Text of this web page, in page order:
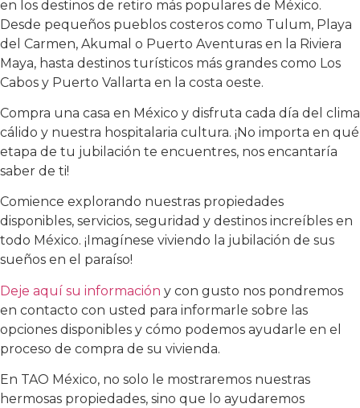
en los destinos de retiro más populares de México.
Desde pequeños pueblos costeros como Tulum, Playa
del Carmen, Akumal o Puerto Aventuras en la Riviera
Maya, hasta destinos turísticos más grandes como Los
Cabos y Puerto Vallarta en la costa oeste.
Compra una casa en México y disfruta cada día del clima
cálido y nuestra hospitalaria cultura. ¡No importa en qué
etapa de tu jubilación te encuentres, nos encantaría
saber de ti!
Comience explorando nuestras propiedades
disponibles, servicios, seguridad y destinos increíbles en
todo México. ¡Imagínese viviendo la jubilación de sus
sueños en el paraíso!
Deje aquí su información y con gusto nos pondremos
en contacto con usted para informarle sobre las
opciones disponibles y cómo podemos ayudarle en el
proceso de compra de su vivienda.
En TAO México, no solo le mostraremos nuestras
hermosas propiedades, sino que lo ayudaremos